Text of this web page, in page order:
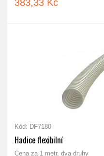
383,33 Kč
Kód: DF7180
Hadice flexibilní
Cena za 1 metr, dva druhy